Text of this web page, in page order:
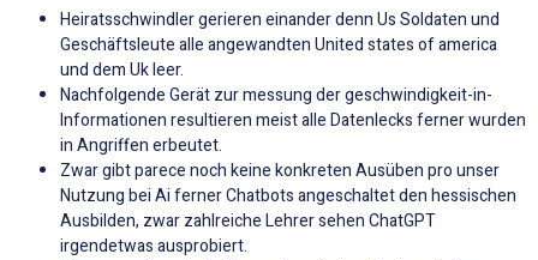
Heiratsschwindler gerieren einander denn Us Soldaten und
Geschäftsleute alle angewandten United states of america
und dem Uk leer.
Nachfolgende Gerät zur messung der geschwindigkeit-in-
Informationen resultieren meist alle Datenlecks ferner wurden
in Angriffen erbeutet.
Zwar gibt parece noch keine konkreten Ausüben pro unser
Nutzung bei Ai ferner Chatbots angeschaltet den hessischen
Ausbilden, zwar zahlreiche Lehrer sehen ChatGPT
irgendetwas ausprobiert.